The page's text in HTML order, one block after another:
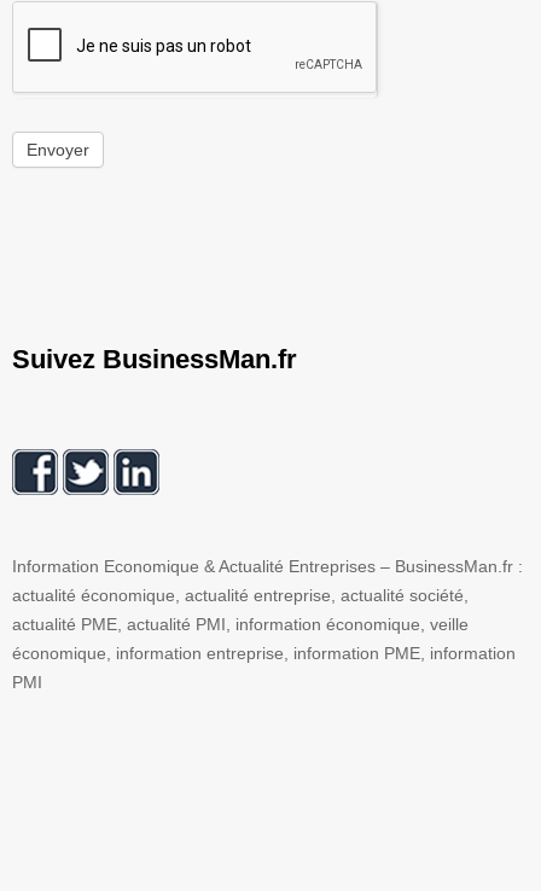
Envoyer
Suivez BusinessMan.fr
Information Economique & Actualité Entreprises – BusinessMan.fr :
actualité économique, actualité entreprise, actualité société,
actualité PME, actualité PMI, information économique, veille
économique, information entreprise, information PME, information
PMI